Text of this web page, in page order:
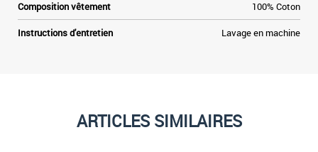
Composition vêtement 100% Coton
Instructions d'entretien Lavage en machine
ARTICLES SIMILAIRES